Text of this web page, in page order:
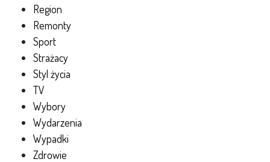
Region
Remonty
Sport
Strażacy
Styl życia
TV
Wybory
Wydarzenia
Wypadki
Zdrowie